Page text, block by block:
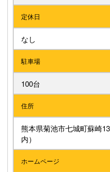
定休日
なし
駐車場
100台
住所
熊本県菊池市七城町蘇崎
内）
ホームページ